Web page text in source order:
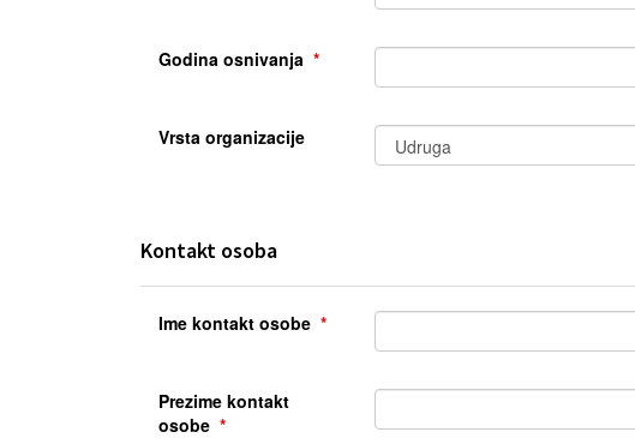
Godina osnivanja
Vrsta organizacije
Kontakt osoba
Ime kontakt osobe
Prezime kontakt
osobe